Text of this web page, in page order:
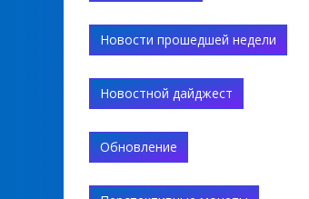
Новости прошедшей недели
Новостной дайджест
Обновление